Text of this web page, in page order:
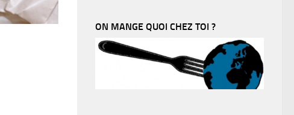
ON MANGE QUOI CHEZ TOI ?